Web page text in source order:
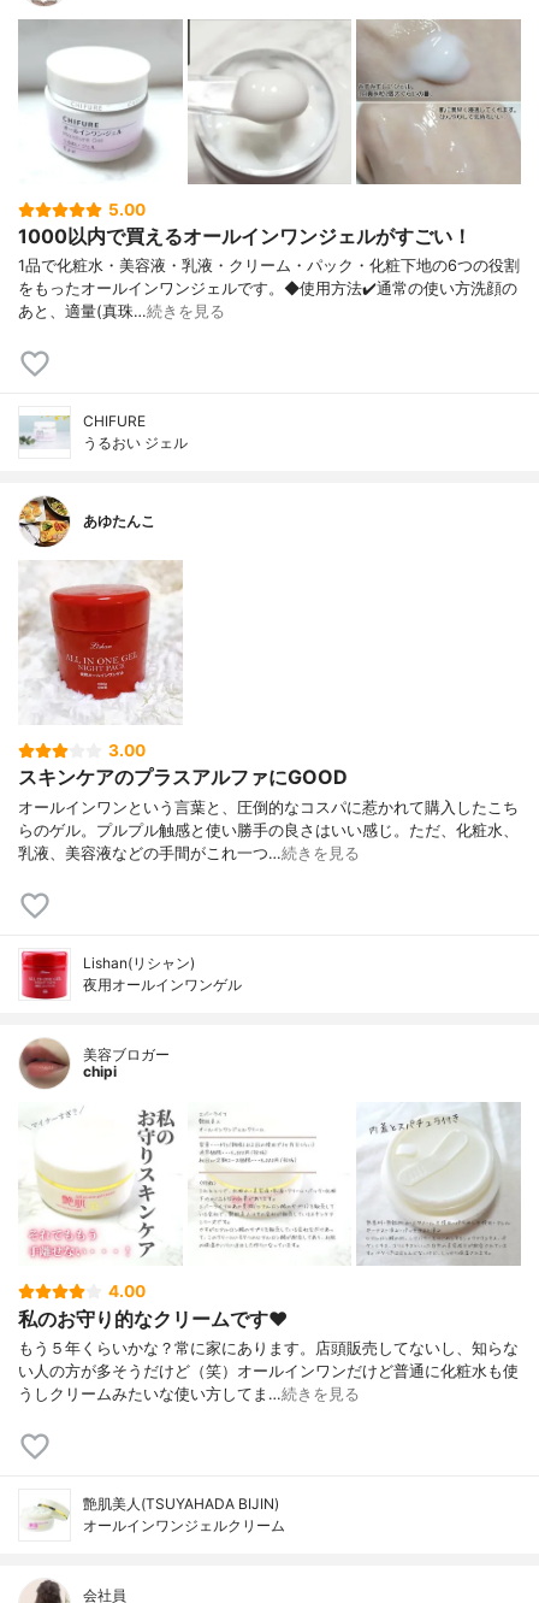
5.00
1000以内で買えるオールインワンジェルがすごい！
1品で化粧水・美容液・乳液・クリーム・ パック・化粧下地の6つの役割
をもったオ ールインワンジェルです。 ◆使用方法 ✔️通常の使い方 洗顔の
あと、適量(真珠…続きを見る
CHIFURE
うるおい ジェル
あゆたんこ
3.00
スキンケアのプラスアルファにGOOD
オールインワンという言葉と、圧倒的なコスパに惹かれて購入したこち
らのゲル。プルプル触感と使い勝手の良さはいい感じ。ただ、化粧水、
乳液、美容液などの手間がこれ一つ…続きを見る
Lishan(リシャン)
夜用オールインワンゲル
美容ブロガー
chipi
4.00
私のお守り的なクリームです♥
もう５年くらいかな？常に家にあります。店頭販売してないし、知らな
い人の方が多そうだけど（笑）オールインワンだけど普通に化粧水も使
うしクリームみたいな使い方してま…続きを見る
艶肌美人(TSUYAHADA BIJIN)
オールインワンジェルクリーム
会社員